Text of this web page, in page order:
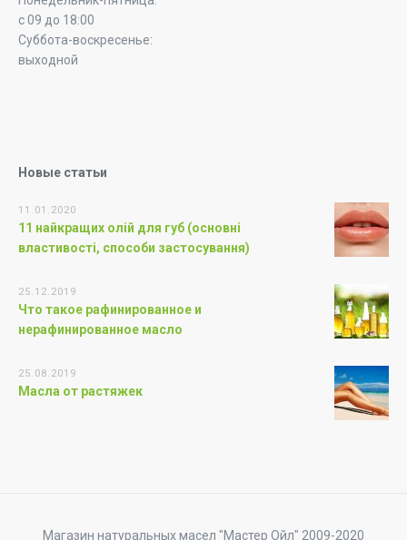
с 09 до 18:00
Суббота-воскресенье:
выходной
Новые статьи
11.01.2020
11 найкращих олій для губ (основні
властивості, способи застосування)
25.12.2019
Что такое рафинированное и
нерафинированное масло
25.08.2019
Масла от растяжек
Магазин натуральных масел "Мастер Ойл" 2009-2020